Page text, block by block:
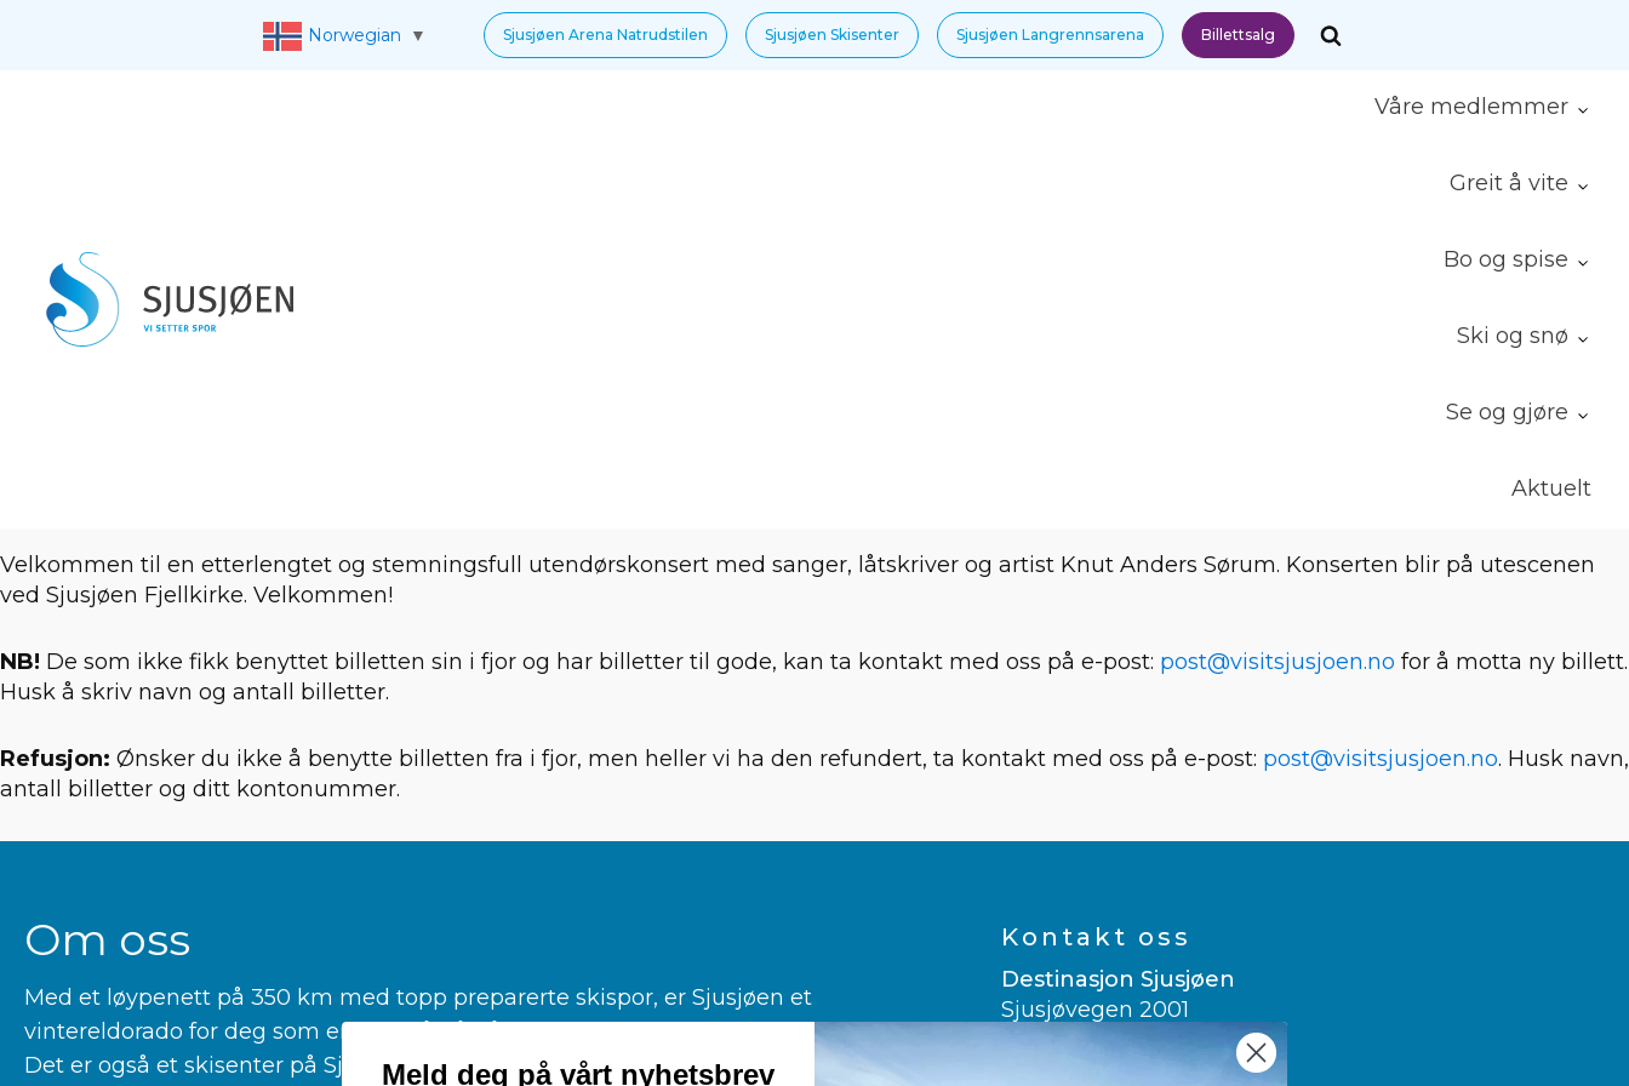
Norwegian ▼ Sjusjøen Arena Natrudstilen Sjusjøen Skisenter Sjusjøen Langrennsarena Billettsalg
Aktuelt
Se og gjøre
Ski og snø
Bo og spise
Greit å vite
Våre medlemmer
Velkommen til en etterlengtet og stemningsfull utendørskonsert med sanger, låtskriver og artist Knut Anders Sørum. Konserten blir på utescenen
ved Sjusjøen Fjellkirke. Velkommen!
NB! De som ikke fikk benyttet billetten sin i fjor og har billetter til gode, kan ta kontakt med oss på e-post: post@visitsjusjoen.no for å motta ny billett.
Husk å skriv navn og antall billetter.
Refusjon: Ønsker du ikke å benytte billetten fra i fjor, men heller vi ha den refundert, ta kontakt med oss på e-post: post@visitsjusjoen.no. Husk navn,
antall billetter og ditt kontonummer.
Om oss
Med et løypenett på 350 km med topp preparerte skispor, er Sjusjøen et
vintereldorado for deg som er glad i å gå på langrenn.
Det er også et skisenter på Sjusjøen for deg som er glad i alpint.
Kontakt oss
Destinasjon Sjusjøen
Sjusjøvegen 2001
2612 Sjusjøen
Meld deg på vårt nyhetsbrev